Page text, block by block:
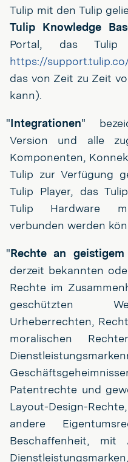
Tulip mit den Tulip
Tulip Knowledge
Portal, das
https://
das von Zeit zu Zeit
kann).
"Integrationen"
Version und alle
Komponenten,
Tulip zur Verfügung
Tulip Player, das
Tulip Hardware
verbunden werden
"Rechte an geistigem
derzeit bekannten
Rechte im
geschützten
Urheberrechten,
moralischen
Patentrechte und
Layout-Design-
andere
Beschaffenheit, mit